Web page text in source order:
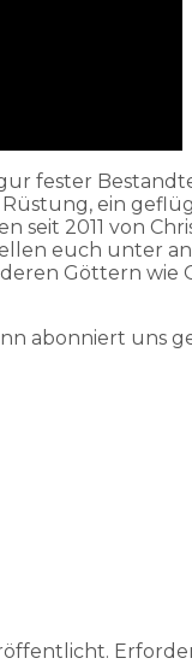
fester
ein
seit 2011 von
euch unter
Göttern wie
abonniert uns